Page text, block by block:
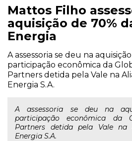
Mattos Filho
aquisição de 70%
Energia
A assessoria se deu na
participação econômica da
Partners detida pela Vale na
Energia S.A.
A assessoria se deu na
participação econômica da
Partners detida pela Vale na
Energia S.A.